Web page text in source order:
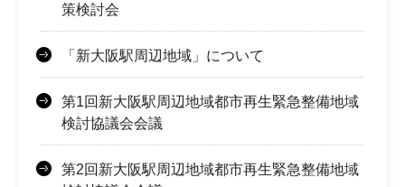
策検討会
「新大阪駅周辺地域」について
第1回新大阪駅周辺地域都市再生緊急整備地域
検討協議会会議
第2回新大阪駅周辺地域都市再生緊急整備地域